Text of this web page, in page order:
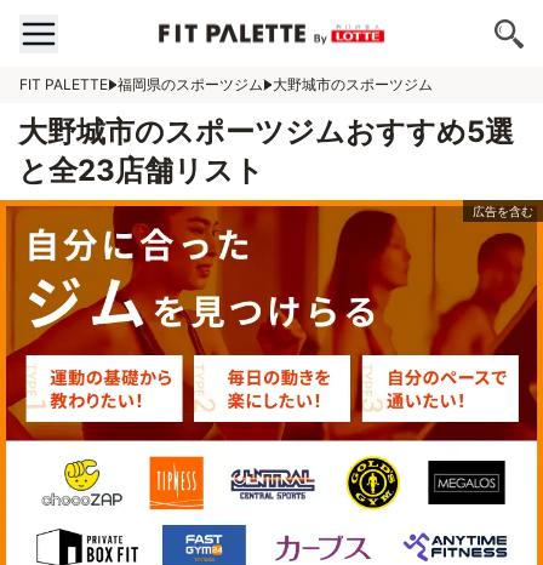
FIT PALETTE 福岡県のスポーツジム 大野城市のスポーツジム
大野城市のスポーツジムおすすめ5選
と全23店舗リスト